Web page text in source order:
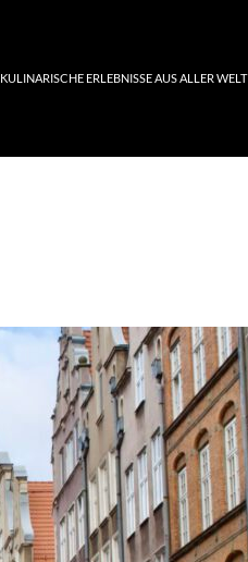
KULINARISCHE ERLEBNISSE AUS ALLER WELT